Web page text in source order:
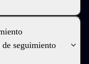
seguimiento